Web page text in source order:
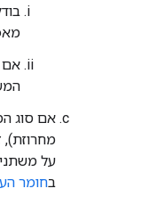
אם
אם סוג
מחרוזת),
על
בחומר